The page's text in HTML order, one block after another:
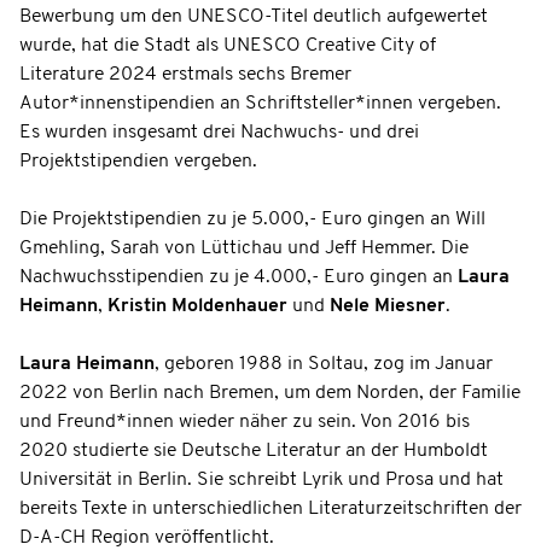
Bewerbung um den UNESCO-Titel deutlich aufgewertet
wurde, hat die Stadt als UNESCO Creative City of
Literature 2024 erstmals sechs Bremer
Autor*innenstipendien an Schriftsteller*innen vergeben.
Es wurden insgesamt drei Nachwuchs- und drei
Projektstipendien vergeben.
Die Projektstipendien zu je 5.000,- Euro gingen an Will
Gmehling, Sarah von Lüttichau und Jeff Hemmer. Die
Nachwuchsstipendien zu je 4.000,- Euro gingen an Laura
Heimann, Kristin Moldenhauer und Nele Miesner.
Laura Heimann, geboren 1988 in Soltau, zog im Januar
2022 von Berlin nach Bremen, um dem Norden, der Familie
und Freund*innen wieder näher zu sein. Von 2016 bis
2020 studierte sie Deutsche Literatur an der Humboldt
Universität in Berlin. Sie schreibt Lyrik und Prosa und hat
bereits Texte in unterschiedlichen Literaturzeitschriften der
D-A-CH Region veröffentlicht.